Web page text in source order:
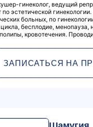
гинеколог, ведущий
по эстетической
больных, по
бесплодие, менопауза,
кровотечения.
ЗАПИСАТЬСЯ НА